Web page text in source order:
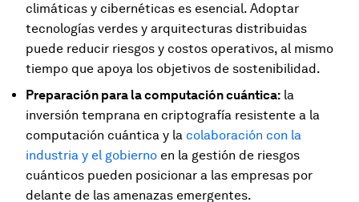
climáticas y cibernéticas es esencial. Adoptar
tecnologías verdes y arquitecturas distribuidas
puede reducir riesgos y costos operativos, al mismo
tiempo que apoya los objetivos de sostenibilidad.
Preparación para la computación cuántica: la
inversión temprana en criptografía resistente a la
computación cuántica y la colaboración con la
industria y el gobierno en la gestión de riesgos
cuánticos pueden posicionar a las empresas por
delante de las amenazas emergentes.